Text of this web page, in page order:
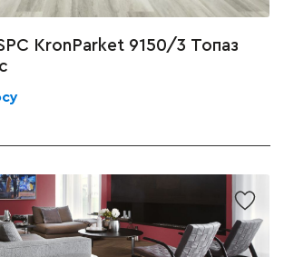
KronParket 9150/3 Топаз